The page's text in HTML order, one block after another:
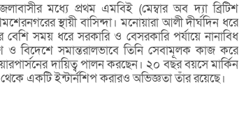
মধ্যে প্রথম এমবিই (মেম্বার অব দ্যা ব্রিটিশ
স্থায়ী বাসিন্দা। মনোয়ারা আলী দীর্ঘদিন ধরে
সময় ধরে সরকারি ও বেসরকারি পর্যায়ে নানাবিধ
সমান্তরালভাবে তিনি সেবামূলক কাজ করে
দায়িত্ব পালন করছেন। ২০ বছর বয়সে মার্কিন
থেকে একটি ইন্টার্নশিপ করারও অভিজ্ঞতা তাঁর রয়েছে।